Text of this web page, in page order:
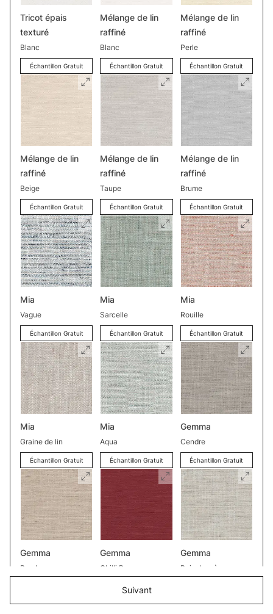
Tricot épais
texturé
Blanc
Échantillon Gratuit
Mélange de lin
raffiné
Blanc
Échantillon Gratuit
Mélange de lin
raffiné
Perle
Échantillon Gratuit
Mélange de lin
raffiné
Beige
Échantillon Gratuit
Mélange de lin
raffiné
Taupe
Échantillon Gratuit
Mélange de lin
raffiné
Brume
Échantillon Gratuit
Mia
Vague
Échantillon Gratuit
Mia
Sarcelle
Échantillon Gratuit
Mia
Rouille
Échantillon Gratuit
Mia
Graine de lin
Échantillon Gratuit
Mia
Aqua
Échantillon Gratuit
Gemma
Cendre
Échantillon Gratuit
Gemma
Bambou
Gemma
Chilli Pepper
Échantillon Gratuit
Gemma
Bois de grève
Suivant